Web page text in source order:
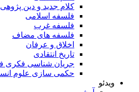
کلام جدید و دین پژوهی
فلسفه اسلامی
فلسفه غرب
فلسفه های مضاف
اخلاق و عرفان
تاریخ انتقادی
جریان شناسی فکری
حکمی سازی علوم
ویدئو